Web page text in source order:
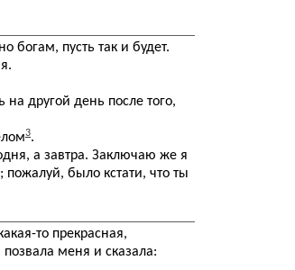
богам, пусть так и будет.
другой день после того,
3.
а завтра. Заключаю же я
; пожалуй, было кстати, что ты
то прекрасная,
меня и сказала: